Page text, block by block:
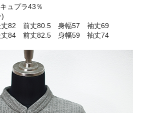
ュプラ43％
82 前丈80.5 身幅57 袖丈69
84 前丈82.5 身幅59 袖丈74